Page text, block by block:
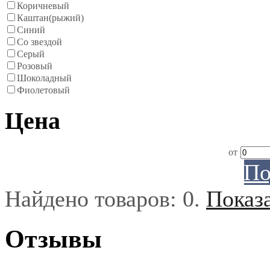
Коричневый
Каштан(рыжий)
Синий
Со звездой
Серый
Розовый
Шоколадный
Фиолетовый
Цена
от
Найдено товаров: 0.
Отзывы